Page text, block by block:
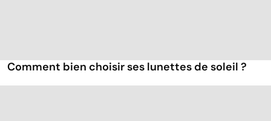
Comment bien choisir ses lunettes de soleil ?